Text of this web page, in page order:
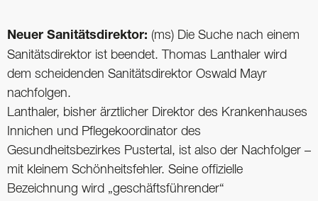
Neuer Sanitätsdirektor: (ms) Die Suche nach einem
Sanitätsdirektor ist beendet. Thomas Lanthaler wird
dem scheidenden Sanitätsdirektor Oswald Mayr
nachfolgen.
Lanthaler, bisher ärztlicher Direktor des Krankenhauses
Innichen und Pflegekoordinator des
Gesundheitsbezirkes Pustertal, ist also der Nachfolger –
mit kleinem Schönheitsfehler. Seine offizielle
Bezeichnung wird „geschäftsführender“